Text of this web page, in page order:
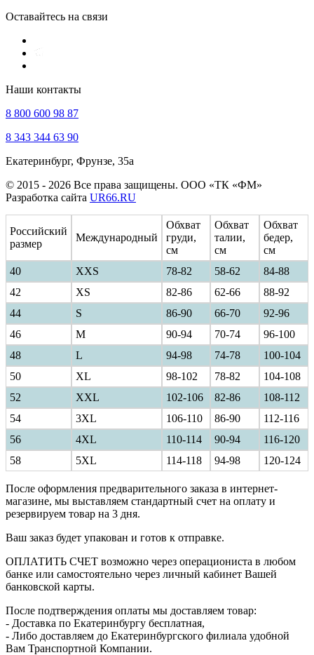
Оставайтесь на связи
Наши контакты
8 800 600 98 87
8 343 344 63 90
Екатеринбург, Фрунзе, 35а
© 2015 - 2026 Все права защищены. ООО «ТК «ФМ»
Разработка сайта UR66.RU
Российский
размер
Международный
Обхват
груди,
см
Обхват
талии,
см
Обхват
бедер,
см
40
ХXS 78-82 58-62
84-88
42
XS 82-86 62-66
88-92
44
S 86-90 66-70
92-96
46
M 90-94 70-74
96-100
48
L 94-98 74-78
100-104
50
XL 98-102 78-82
104-108
52
XXL 102-106 82-86
108-112
54
3XL 106-110 86-90
112-116
56
4XL 110-114 90-94
116-120
58
5XL 114-118 94-98 120-124
После оформления предварительного заказа в интернет-
магазине, мы выставляем стандартный счет на оплату и
резервируем товар на 3 дня.
Ваш заказ будет упакован и готов к отправке.
ОПЛАТИТЬ СЧЕТ возможно через операциониста в любом
банке или самостоятельно через личный кабинет Вашей
банковской карты.
После подтверждения оплаты мы доставляем товар:
- Доставка по Екатеринбургу бесплатная,
- Либо доставляем до Екатеринбургского филиала удобной
Вам Транспортной Компании.